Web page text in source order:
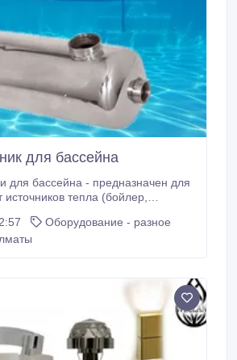
для бассейна
- предназначен для
источников тепла (бойлер,
тепловую энергию в
Изготовлен из нержавеющей
Оборудование - разное